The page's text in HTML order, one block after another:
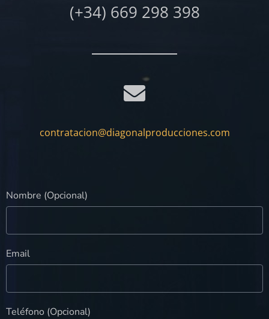
(+34) 669 298 398
contratacion@diagonalproducciones.com
Nombre (Opcional)
Email
Teléfono (Opcional)